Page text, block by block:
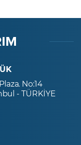
No:14
- TÜRKİYE